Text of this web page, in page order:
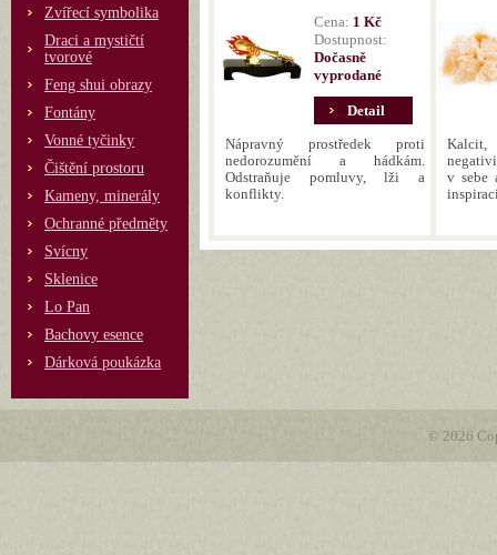
Zvířecí symbolika
Draci a mystičtí
tvorové
Feng shui obrazy
Fontány
Vonné tyčinky
Čištění prostoru
Kameny, minerály
Ochranné předměty
Svícny
Sklenice
Lo Pan
Bachovy esence
Dárková poukázka
Cena: 1 Kč
Dostupnost:
Dočasně
vyprodané
Detail
Nápravný prostředek proti
nedorozumění a hádkám.
Odstraňuje pomluvy, lži a
konflikty.
Kalcit,
v sebe
© 2026